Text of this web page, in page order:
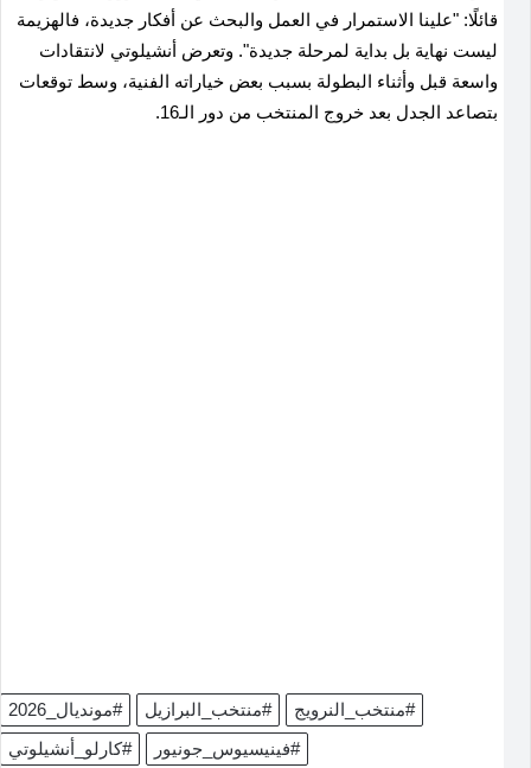
قائلًا: "علينا الاستمرار في العمل والبحث عن أفكار جديدة، فالهزيمة
ليست نهاية بل بداية لمرحلة جديدة". وتعرض أنشيلوتي لانتقادات
واسعة قبل وأثناء البطولة بسبب بعض خياراته الفنية، وسط توقعات
بتصاعد الجدل بعد خروج المنتخب من دور الـ16.
#مونديال_2026 #منتخب_البرازيل
#منتخب_النرويج
#كارلو_أنشيلوتي
#فينيسيوس_جونيور